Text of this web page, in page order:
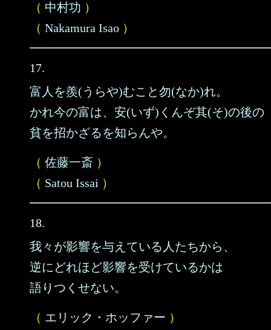
（ 中村功 ）
（ Nakamura Isao ）
17.
富人を羨(うらや)むこと勿(なか)れ。
かれ今の富は、安(いず)くんぞ其(そ)の後の
貧を招かざるを知らんや。
（ 佐藤一斎 ）
（ Satou Issai ）
18.
我々が影響を与えている人たちから、
逆にどれほど影響を受けているかは
語りつくせない。
（ エリック・ホッファー ）